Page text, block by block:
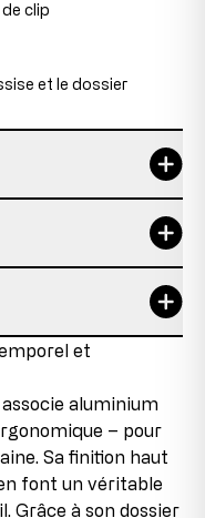
clip
et le dossier
43-52 cm
101-110 cm
48 cm
110 kg
à Fürth et répond
pièces
plus
dans la gamme
pièces en fin
ce qui nous
et
aluminium
– pour
Sa finition haut
font un véritable
Grâce à son dossier